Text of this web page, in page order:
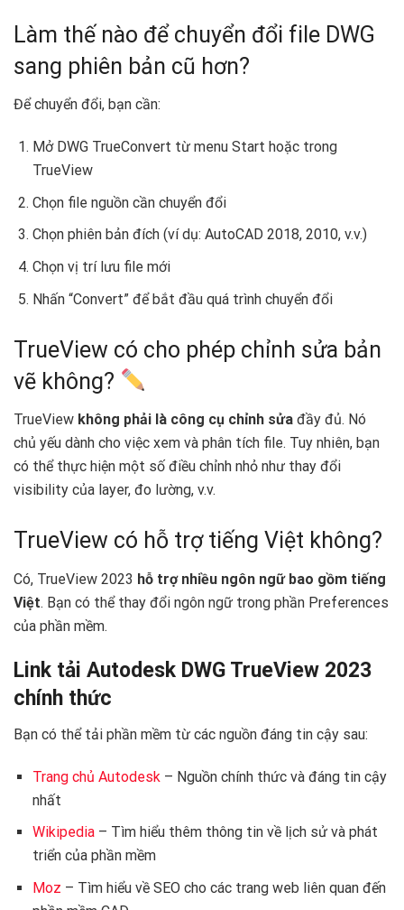
Làm thế nào để chuyển đổi file DWG
sang phiên bản cũ hơn?
Để chuyển đổi, bạn cần:
Mở DWG TrueConvert từ menu Start hoặc trong
TrueView
Chọn file nguồn cần chuyển đổi
Chọn phiên bản đích (ví dụ: AutoCAD 2018, 2010, v.v.)
Chọn vị trí lưu file mới
Nhấn “Convert” để bắt đầu quá trình chuyển đổi
TrueView có cho phép chỉnh sửa bản
vẽ không?
TrueView không phải là công cụ chỉnh sửa đầy đủ. Nó
chủ yếu dành cho việc xem và phân tích file. Tuy nhiên, bạn
có thể thực hiện một số điều chỉnh nhỏ như thay đổi
visibility của layer, đo lường, v.v.
TrueView có hỗ trợ tiếng Việt không?
Có, TrueView 2023 hỗ trợ nhiều ngôn ngữ bao gồm tiếng
Việt. Bạn có thể thay đổi ngôn ngữ trong phần Preferences
của phần mềm.
Link tải Autodesk DWG TrueView 2023
chính thức
Bạn có thể tải phần mềm từ các nguồn đáng tin cậy sau:
Trang chủ Autodesk – Nguồn chính thức và đáng tin cậy
nhất
Wikipedia– Tìm hiểu thêm thông tin về lịch sử và phát
triển của phần mềm
Moz – Tìm hiểu về SEO cho các trang web liên quan đến